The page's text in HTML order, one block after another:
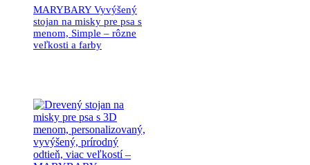
MARYBARY Vyvýšený
stojan na misky pre psa s
menom, Simple – rôzne
veľkosti a farby